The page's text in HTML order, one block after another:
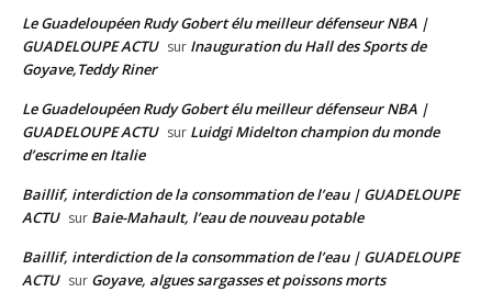
Le Guadeloupéen Rudy Gobert élu meilleur défenseur NBA |
GUADELOUPE ACTU sur Inauguration du Hall des Sports de
Goyave,Teddy Riner
Le Guadeloupéen Rudy Gobert élu meilleur défenseur NBA |
GUADELOUPE ACTU sur Luidgi Midelton champion du monde
d’escrime en Italie
Baillif, interdiction de la consommation de l’eau | GUADELOUPE
ACTU sur Baie-Mahault, l’eau de nouveau potable
Baillif, interdiction de la consommation de l’eau | GUADELOUPE
ACTU sur Goyave, algues sargasses et poissons morts